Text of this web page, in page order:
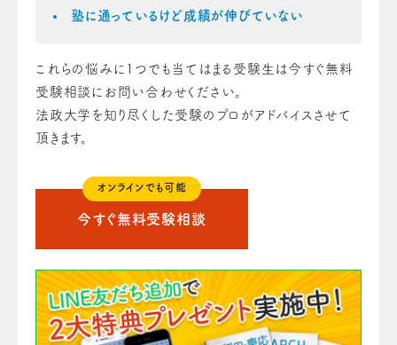
塾に通っているけど成績が伸びていない
これらの悩みに1つでも当てはまる受験生は今すぐ無料
受験相談にお問い合わせください。
法政大学を知り尽くした受験のプロがアドバイスさせて
頂きます。
オンラインでも可能
今すぐ無料受験相談